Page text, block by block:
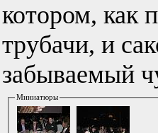
котором, как
трубачи, и
забываемый
Миниатюры